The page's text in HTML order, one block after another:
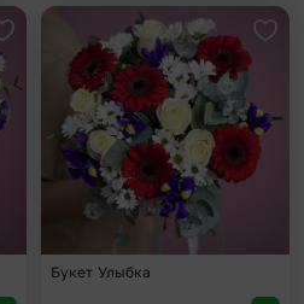
Добавить в избранное
Букет Улыбка